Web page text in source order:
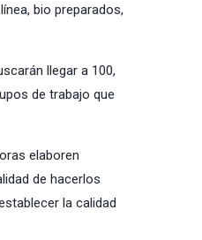
bio preparados,
llegar a 100,
de trabajo que
elaboren
de hacerlos
la calidad